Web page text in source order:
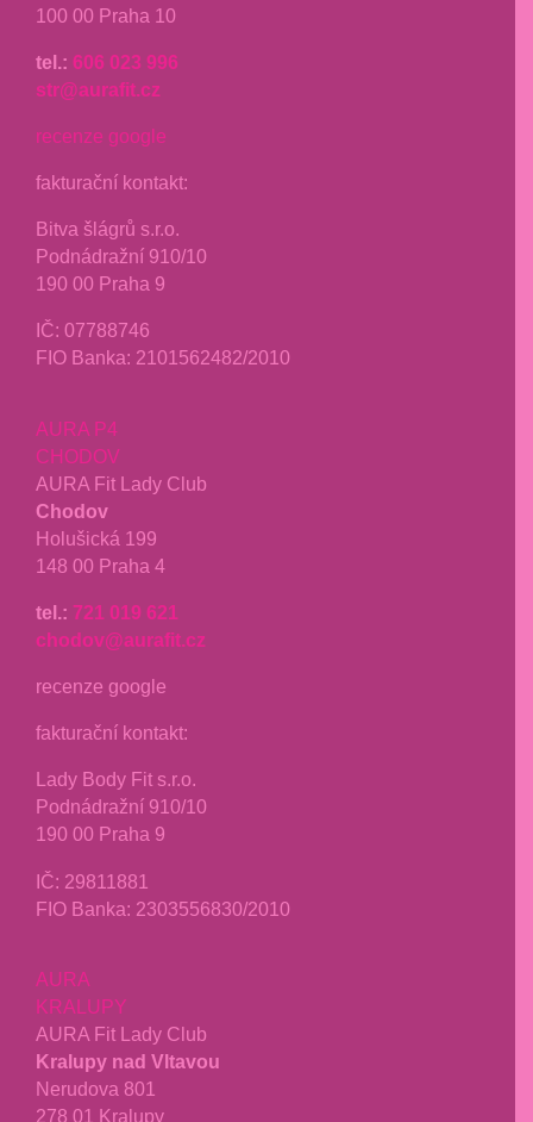
100 00 Praha 10
tel.: 606 023 996
str@aurafit.cz
recenze google
fakturační kontakt:
Bitva šlágrů s.r.o.
Podnádražní 910/10
190 00 Praha 9
IČ: 07788746
FIO Banka: 2101562482/2010
AURA P4
CHODOV
AURA Fit Lady Club
Chodov
Holušická 199
148 00 Praha 4
tel.: 721 019 621
chodov@aurafit.cz
recenze google
fakturační kontakt:
Lady Body Fit s.r.o.
Podnádražní 910/10
190 00 Praha 9
IČ: 29811881
FIO Banka: 2303556830/2010
AURA
KRALUPY
AURA Fit Lady Club
Kralupy nad Vltavou
Nerudova 801
278 01 Kralupy